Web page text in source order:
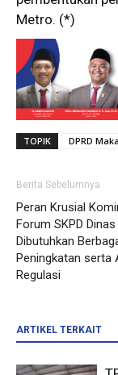
Metro. (*)
TOPIK DPRD
Berita Sebelumnya
Peran Krusial
Forum SKPD
Dibutuhkan
Peningkatan serta
Regulasi
ARTIKEL TERKAIT